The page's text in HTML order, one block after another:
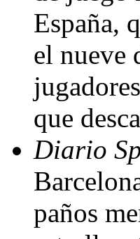
España,
el nueve
que
Diario
paños